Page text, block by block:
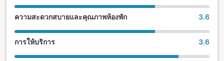
ความสะดวกสบายและคุณภาพห้องพัก 3.6
การให้บริการ 3.6